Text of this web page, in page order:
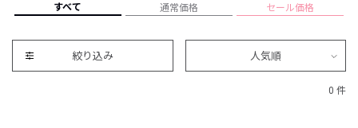
すべて 通常価格 セール価格
絞り込み 人気順
0 件